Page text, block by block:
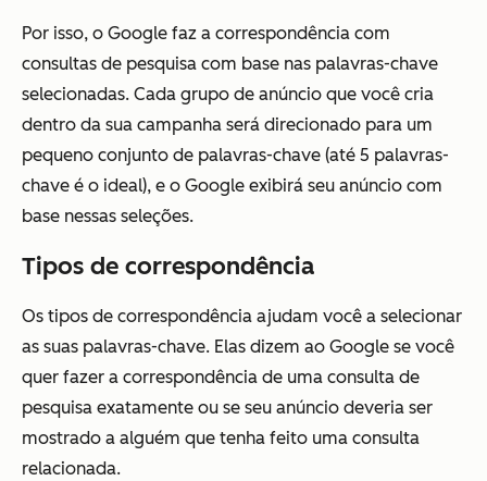
Por isso, o Google faz a correspondência com
consultas de pesquisa com base nas palavras-chave
selecionadas. Cada grupo de anúncio que você cria
dentro da sua campanha será direcionado para um
pequeno conjunto de palavras-chave (até 5 palavras-
chave é o ideal), e o Google exibirá seu anúncio com
base nessas seleções.
Tipos de correspondência
Os tipos de correspondência ajudam você a selecionar
as suas palavras-chave. Elas dizem ao Google se você
quer fazer a correspondência de uma consulta de
pesquisa exatamente ou se seu anúncio deveria ser
mostrado a alguém que tenha feito uma consulta
relacionada.